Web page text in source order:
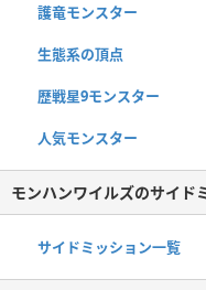
護竜モンスター
生態系の頂点
歴戦星9モンスター
人気モンスター
モンハンワイルズのサイド
サイドミッション一覧